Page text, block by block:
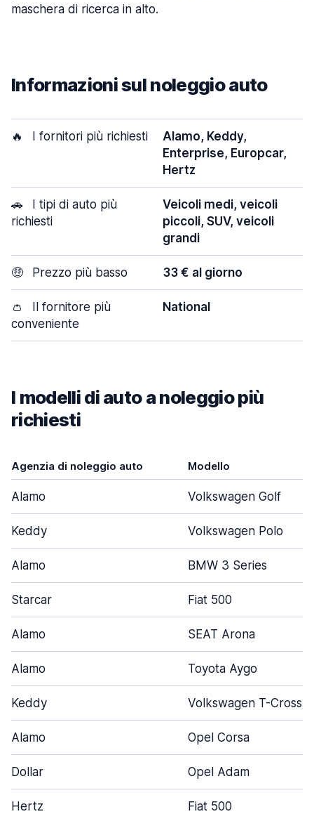
maschera di ricerca in alto.
Informazioni sul noleggio auto
🔥 I fornitori più richiesti
Alamo, Keddy,
Enterprise, Europcar,
Hertz
🚗
I tipi di auto più
richiesti
Veicoli medi, veicoli
piccoli, SUV, veicoli
grandi
🤑 Prezzo più basso 33 € al giorno
👛
Il fornitore più
conveniente
National
I modelli di auto a noleggio più
richiesti
Agenzia di noleggio auto Modello
Alamo Volkswagen Golf
Keddy Volkswagen Polo
Alamo BMW 3 Series
Starcar Fiat 500
Alamo SEAT Arona
Alamo Toyota Aygo
Keddy Volkswagen T-Cross
Alamo Opel Corsa
Dollar Opel Adam
Hertz Fiat 500